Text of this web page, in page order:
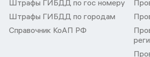
Штрафы ГИБДД по гос номеру
Штрафы ГИБДД по городам
Справочник КоАП РФ